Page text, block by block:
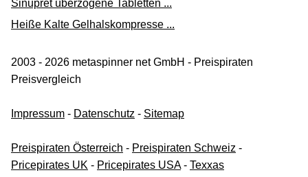
Sinupret überzogene Tabletten ...
Heiße Kalte Gelhalskompresse ...
2003 - 2026 metaspinner net GmbH - Preispiraten
Preisvergleich
Impressum - Datenschutz - Sitemap
Preispiraten Österreich - Preispiraten Schweiz -
Pricepirates UK - Pricepirates USA- Texxas